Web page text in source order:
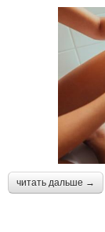
читать дальше →